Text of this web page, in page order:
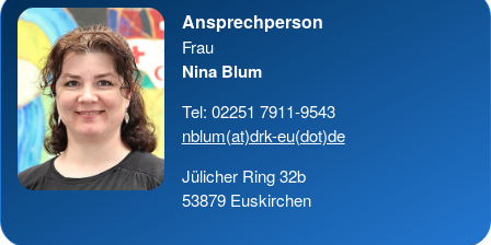
Ansprechperson
Frau
Nina Blum
Tel: 02251 7911-9543
nblum(at)drk-eu(dot)de
Jülicher Ring 32b
53879 Euskirchen